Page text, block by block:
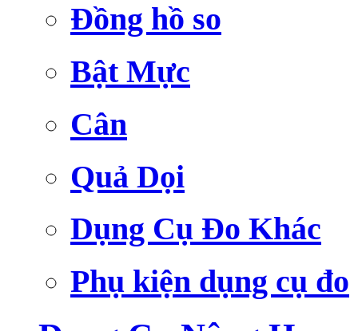
Đồng hồ so
Bật Mực
Cân
Quả Dọi
Dụng Cụ Đo Khác
Phụ kiện dụng cụ đo